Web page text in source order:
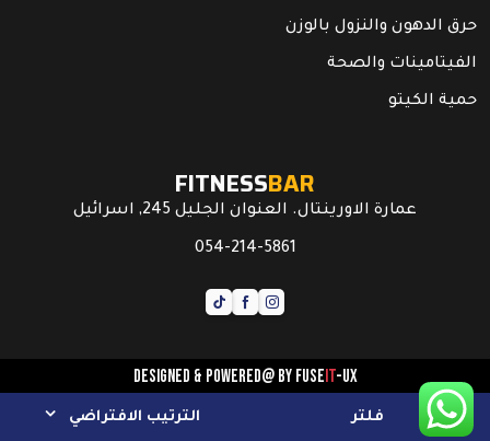
حرق الدهون والنزول بالوزن
الفيتامينات والصحة
حمية الكيتو
FITNESSBAR
عمارة الاورينتال. العنوان الجليل 245, اسرائيل
054-214-5861
Designed & powered@ by FUSEIT-UX
فلتر الترتيب الافتراضي